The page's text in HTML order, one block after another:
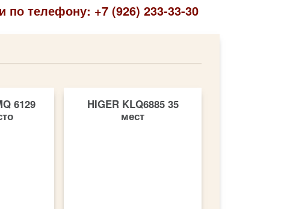
телефону: +7 (926) 233-33-30
6129
HIGER KLQ6885 35
мест